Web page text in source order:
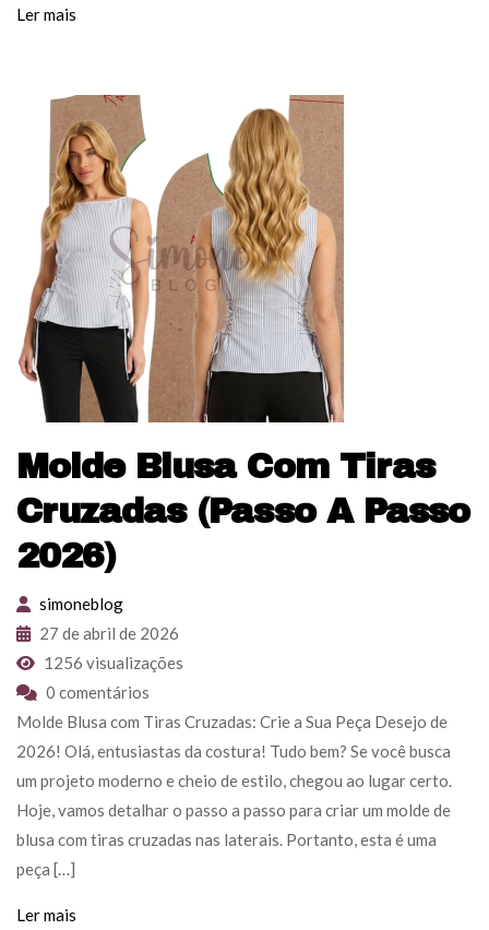
Ler mais
Molde Blusa Com Tiras
Cruzadas (Passo A Passo
2026)
simoneblog
27 de abril de 2026
1256 visualizações
0 comentários
Molde Blusa com Tiras Cruzadas: Crie a Sua Peça Desejo de
2026! Olá, entusiastas da costura! Tudo bem? Se você busca
um projeto moderno e cheio de estilo, chegou ao lugar certo.
Hoje, vamos detalhar o passo a passo para criar um molde de
blusa com tiras cruzadas nas laterais. Portanto, esta é uma
peça […]
Ler mais